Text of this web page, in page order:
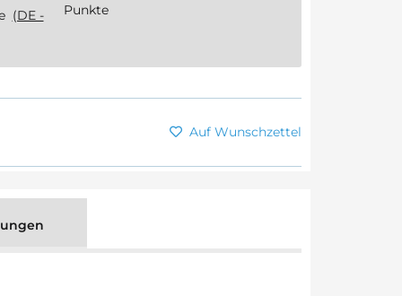
(DE -
Punkte
Auf Wunschzettel